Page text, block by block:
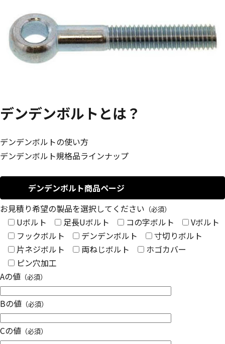
デンデンボルトとは？
デンデンボルトの使い方
デンデンボルト規格品ラインナップ
デンデンボルト商品ページ
お見積り希望の製品を選択してください （必須）
Uボルト 足長Uボルト コの字ボルト
Vボルト
フックボルト
デンデンボルト
寸切りボルト
片ネジボルト
両ねじボルト
ホゴカバー
ピン穴加工
Aの値 （必須）
Bの値 （必須）
Cの値 （必須）